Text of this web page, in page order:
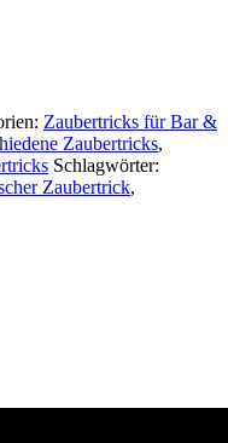
Zaubertricks für Bar &
Zaubertricks,
Schlagwörter:
Zaubertrick,